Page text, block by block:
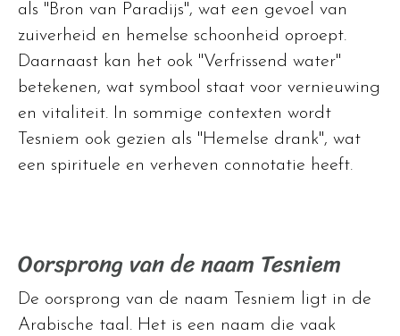
als "Bron van Paradijs", wat een gevoel van
zuiverheid en hemelse schoonheid oproept.
Daarnaast kan het ook "Verfrissend water"
betekenen, wat symbool staat voor vernieuwing
en vitaliteit. In sommige contexten wordt
Tesniem ook gezien als "Hemelse drank", wat
een spirituele en verheven connotatie heeft.
Oorsprong van de naam Tesniem
De oorsprong van de naam Tesniem ligt in de
Arabische taal. Het is een naam die vaak